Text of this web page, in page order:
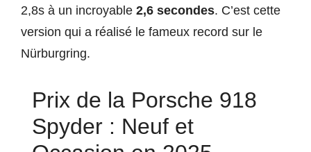
2,8s à un incroyable 2,6 secondes. C’est cette
version qui a réalisé le fameux record sur le
Nürburgring.
Prix de la Porsche 918
Spyder : Neuf et